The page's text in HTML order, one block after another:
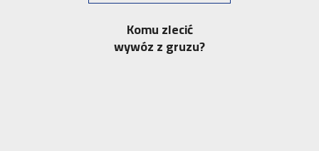
Komu zlecić
wywóz z gruzu?